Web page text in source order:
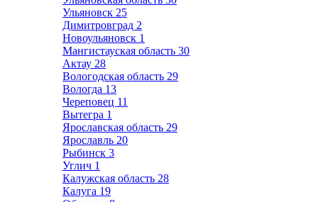
Ульяновск 25
Димитровград 2
Новоульяновск 1
Мангистауская область 30
Актау 28
Вологодская область 29
Вологда 13
Череповец 11
Вытегра 1
Ярославская область 29
Ярославль 20
Рыбинск 3
Углич 1
Калужская область 28
Калуга 19